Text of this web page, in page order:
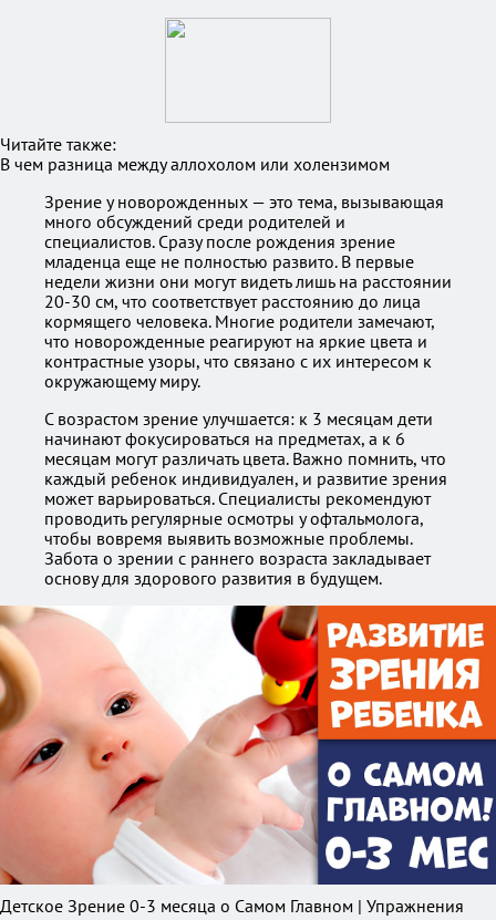
Читайте также:
В чем разница между аллохолом или холензимом
Зрение у новорожденных — это тема, вызывающая
много обсуждений среди родителей и
специалистов. Сразу после рождения зрение
младенца еще не полностью развито. В первые
недели жизни они могут видеть лишь на расстоянии
20-30 см, что соответствует расстоянию до лица
кормящего человека. Многие родители замечают,
что новорожденные реагируют на яркие цвета и
контрастные узоры, что связано с их интересом к
окружающему миру.
С возрастом зрение улучшается: к 3 месяцам дети
начинают фокусироваться на предметах, а к 6
месяцам могут различать цвета. Важно помнить, что
каждый ребенок индивидуален, и развитие зрения
может варьироваться. Специалисты рекомендуют
проводить регулярные осмотры у офтальмолога,
чтобы вовремя выявить возможные проблемы.
Забота о зрении с раннего возраста закладывает
основу для здорового развития в будущем.
Детское Зрение 0-3 месяца о Самом Главном | Упражнения